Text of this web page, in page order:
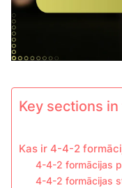
Key sections
Kas ir 4-4-2
4-4-2 formācijas
4-4-2 formācijas